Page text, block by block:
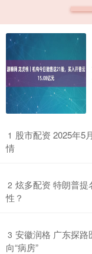
1 股市配资 2025年5
情
2 炫多配资 特朗普
性？
3 安徽润格 广东探路
向“病房”